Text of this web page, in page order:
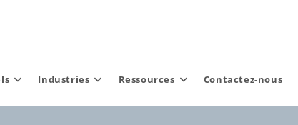
Industries Ressources Contactez-nous